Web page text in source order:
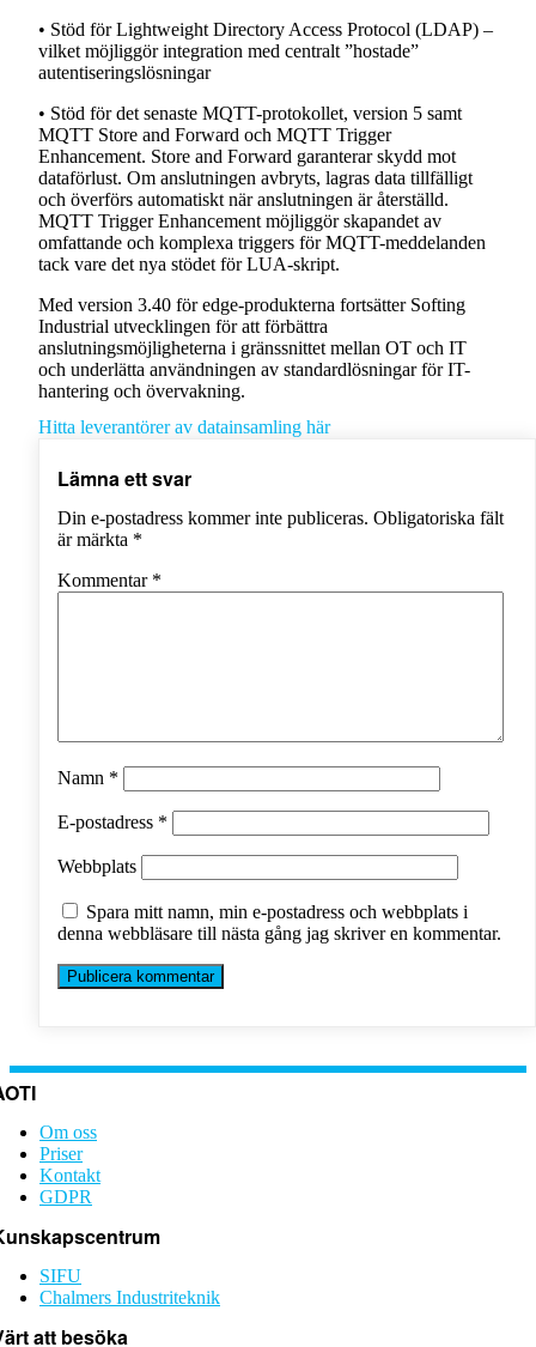
• Stöd för Lightweight Directory Access Protocol (LDAP) –
vilket möjliggör integration med centralt ”hostade”
autentiseringslösningar
• Stöd för det senaste MQTT-protokollet, version 5 samt
MQTT Store and Forward och MQTT Trigger
Enhancement. Store and Forward garanterar skydd mot
dataförlust. Om anslutningen avbryts, lagras data tillfälligt
och överförs automatiskt när anslutningen är återställd.
MQTT Trigger Enhancement möjliggör skapandet av
omfattande och komplexa triggers för MQTT-meddelanden
tack vare det nya stödet för LUA-skript.
Med version 3.40 för edge-produkterna fortsätter Softing
Industrial utvecklingen för att förbättra
anslutningsmöjligheterna i gränssnittet mellan OT och IT
och underlätta användningen av standardlösningar för IT-
hantering och övervakning.
Hitta leverantörer av datainsamling här
Lämna ett svar
Din e-postadress kommer inte publiceras. Obligatoriska fält
är märkta *
Kommentar *
Namn *
E-postadress *
Webbplats
Spara mitt namn, min e-postadress och webbplats i
denna webbläsare till nästa gång jag skriver en kommentar.
Om oss
Priser
Kontakt
GDPR
SIFU
Chalmers Industriteknik
att besöka